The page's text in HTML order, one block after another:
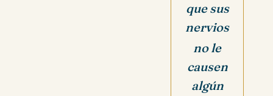
que sus
nervios
no le
causen
algún